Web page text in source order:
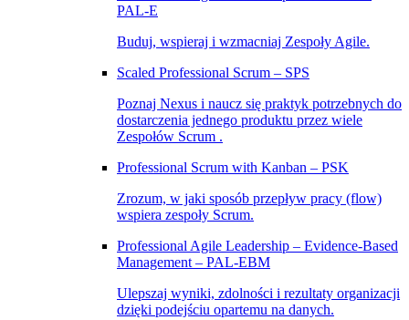
PAL‑E
Buduj, wspieraj i wzmacniaj Zespoły Agile.
Scaled Professional Scrum – SPS
Poznaj Nexus i naucz się praktyk potrzebnych do
dostarczenia jednego produktu przez wiele
Zespołów Scrum .
Professional Scrum with Kanban – PSK
Zrozum, w jaki sposób przepływ pracy (flow)
wspiera zespoły Scrum.
Professional Agile Leadership – Evidence-Based
Management – PAL-EBM
Ulepszaj wyniki, zdolności i rezultaty organizacji
dzięki podejściu opartemu na danych.